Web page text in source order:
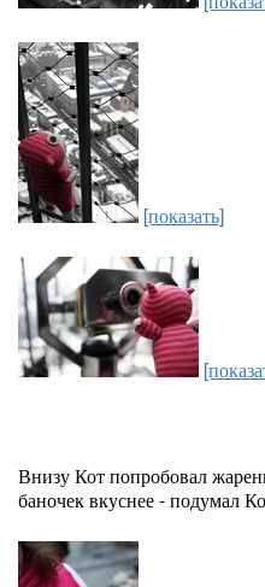
[показать]
Внизу Кот попробовал
баночек вкуснее - подумал